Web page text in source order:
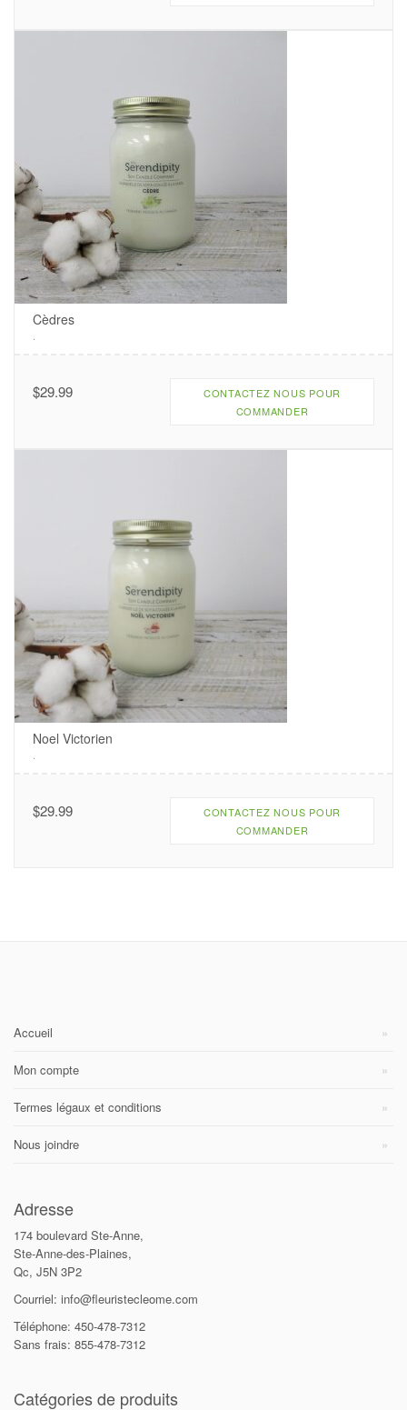
Cèdres
$29.99
CONTACTEZ NOUS POUR
COMMANDER
Noel Victorien
$29.99
CONTACTEZ NOUS POUR
COMMANDER
Accueil
Mon compte
Termes légaux et conditions
Nous joindre
Adresse
174 boulevard Ste-Anne,
Ste-Anne-des-Plaines,
Qc, J5N 3P2
Courriel: info@fleuristecleome.com
Téléphone: 450-478-7312
Sans frais: 855-478-7312
Catégories de produits